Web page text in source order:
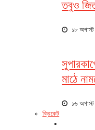
তবুও
১৮
মাঠে
১৬
ক্রিকেট